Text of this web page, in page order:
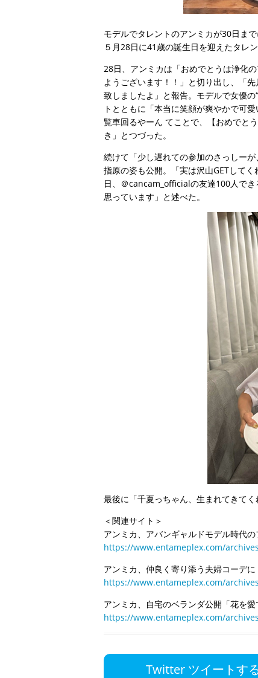
モデルでタレントのアンミカが30日ま
５月28日に41歳の誕生日を迎えたタレ
28日、アンミカは「おめでとうは浄化
ようございます！！」と切り出し、「
致しましたよ」と報告。モデルで女優
トとともに「本当に笑顔が爽やかで可
覧車回るやーん てことで、【おめでと
き」とつづった。
続けて「少し遅れての参加のさっしー
指原の姿も公開。「実は沢山GETして
日、＠cancam_officialの友達100人で
思っています」と述べた。
最後に「千夏っちゃん、生まれてきて
＜関連サイト＞
アンミカ、アバンギャルドモデル時代
https://www.entameplex.com/
アンミカ、仲良く寄り添う夫婦コーデ
https://www.entameplex.com/
アンミカ、自宅のベランダ公開「花を愛
https://www.entameplex.com/
Twitter ツイートす